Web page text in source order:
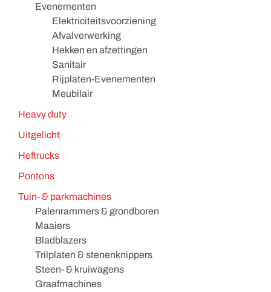
Evenementen
Elektriciteitsvoorziening
Afvalverwerking
Hekken en afzettingen
Sanitair
Rijplaten-Evenementen
Meubilair
Heavy duty
Uitgelicht
Heftrucks
Pontons
Tuin- & parkmachines
Palenrammers & grondboren
Maaiers
Bladblazers
Trilplaten & stenenknippers
Steen- & kruiwagens
Graafmachines